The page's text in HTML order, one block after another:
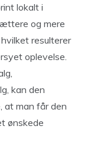
lokalt i
og mere
resulterer
oplevelse.
kan den
at man får den
ønskede